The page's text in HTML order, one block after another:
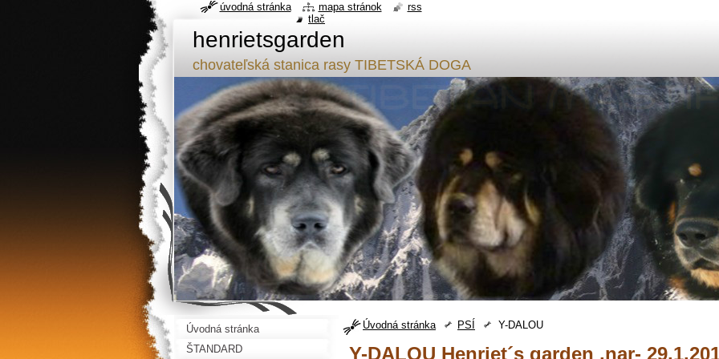
henrietsgarden
chovateľská stanica rasy TIBETSKÁ DOGA
Úvodná stránka PSÍ Y-DALOU
Y-DALOU Henriet´s garden ,nar-
Úvodná stránka
ŠTANDARD
úvodná stránka mapa stránok
rss
tlač